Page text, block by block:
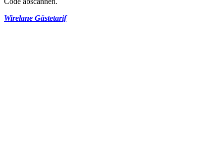
Wirelane Gästetarif